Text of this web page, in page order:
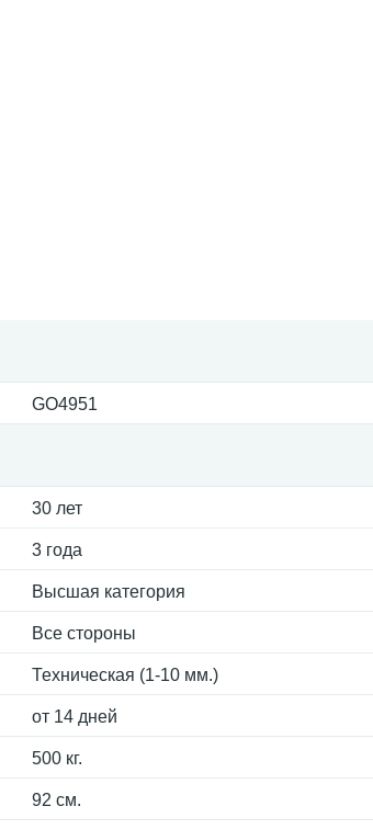
GO4951
30 лет
3 года
Высшая категория
Все стороны
Техническая (1-10 мм.)
от 14 дней
500 кг.
92 см.